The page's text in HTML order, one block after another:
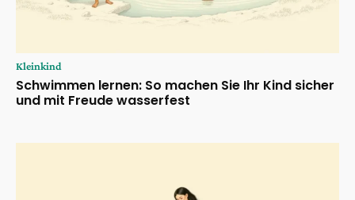
Kleinkind
Schwimmen lernen: So machen Sie Ihr Kind sicher
und mit Freude wasserfest